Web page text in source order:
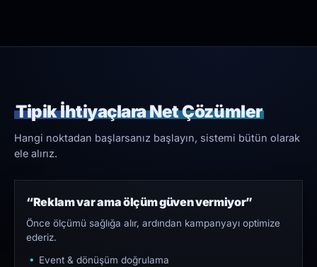
Tipik İhtiyaçlara Net Çözümler
Hangi noktadan başlarsanız başlayın, sistemi bütün olarak
ele alırız.
“Reklam var ama ölçüm güven vermiyor”
Önce ölçümü sağlığa alır, ardından kampanyayı optimize
ederiz.
Event & dönüşüm doğrulama